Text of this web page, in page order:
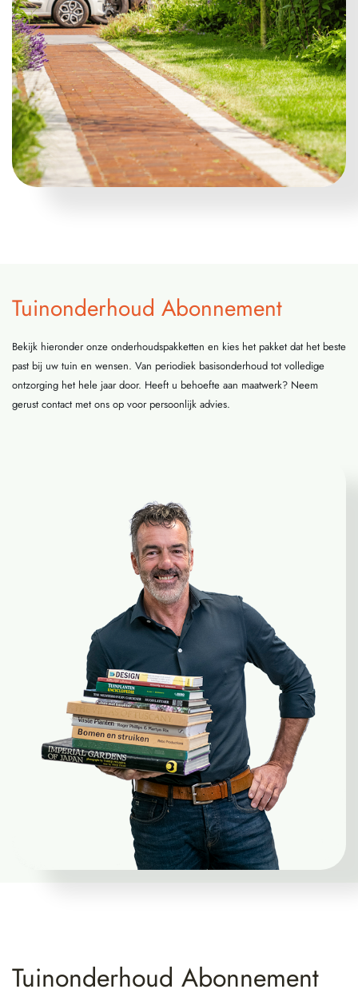
Tuinonderhoud Abonnement
Bekijk hieronder onze onderhoudspakketten en kies het pakket dat het beste
past bij uw tuin en wensen. Van periodiek basisonderhoud tot volledige
ontzorging het hele jaar door. Heeft u behoefte aan maatwerk? Neem
gerust contact met ons op voor persoonlijk advies.
Tuinonderhoud Abonnement